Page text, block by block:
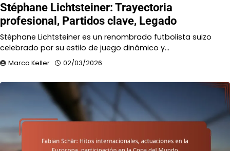
Stéphane Lichtsteiner: Trayectoria
profesional, Partidos clave, Legado
Stéphane Lichtsteiner es un renombrado futbolista suizo
celebrado por su estilo de juego dinámico y…
Marco Keller 02/03/2026